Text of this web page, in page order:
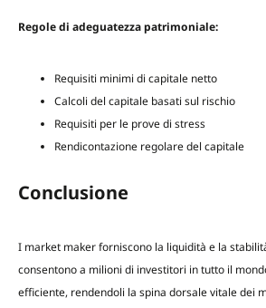
Regole di adeguatezza patrimoniale:
Requisiti minimi di capitale netto
Calcoli del capitale basati sul rischio
Requisiti per le prove di stress
Rendicontazione regolare del capitale
Conclusione
I market maker forniscono la liquidità e la
consentono a milioni di investitori in tutto il
efficiente, rendendoli la spina dorsale vitale dei